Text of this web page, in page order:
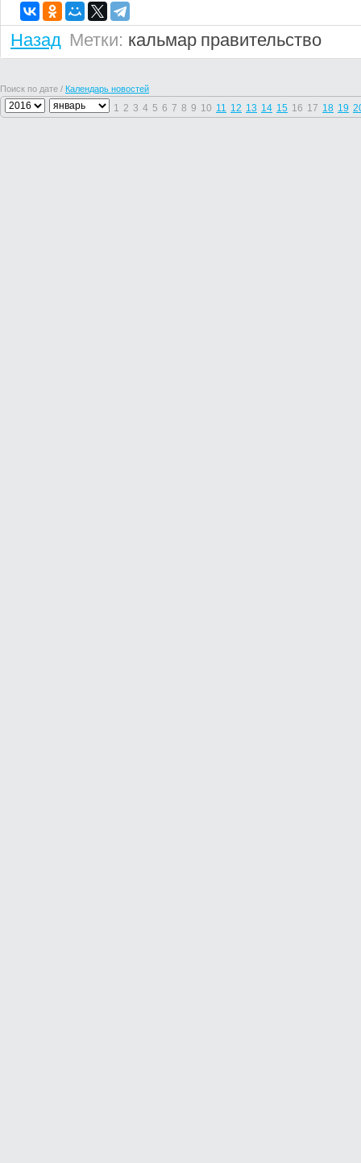
Назад Метки: кальмар правительство
Поиск по дате / Календарь новостей
1 2 3 4 5 6 7 8 9 10 11 12 13 14 15 16 17 18 19